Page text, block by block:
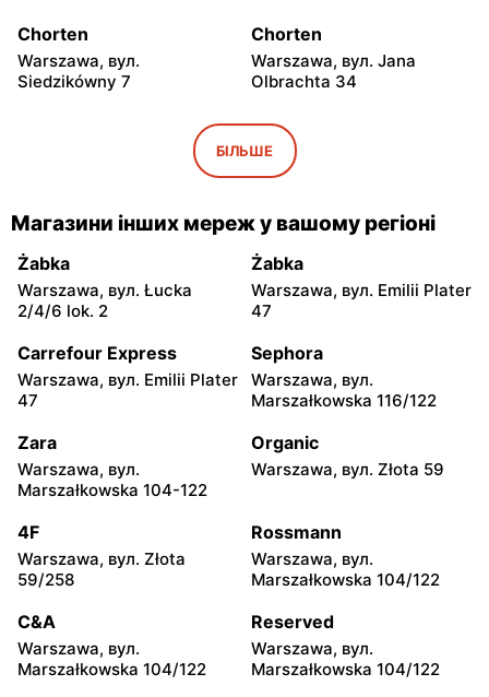
Chorten
Warszawa, вул.
Siedzikówny 7
Chorten
Warszawa, вул. Jana
Olbrachta 34
Chorten
Warszawa, вул. Franciszka
Żymirskiego 7/168u
Chorten
Wejherowska 20
Chorten
Warszawa, вул. Siennicka
6/18
Chorten
Barkocińska 6
Chorten
28\U4
Chorten Chorten
Romana Abrahama 7a
Chorten
Wrocławska 27 lok.100/103
Chorten
Wrocławska 18/1a
Chorten
Pułku 15c
Chorten
Gwiaździsta 29a
Chorten Chorten
БІЛЬШЕ
Магазини інших мереж у вашому регіоні
Żabka
Warszawa, вул. Łucka
2/4/6 lok. 2
Żabka
Warszawa, вул. Emilii Plater
47
Carrefour Express
Warszawa, вул. Emilii Plater
47
Sephora
Warszawa, вул.
Marszałkowska 116/122
Zara
Warszawa, вул.
Marszałkowska 104-122
Organic
Warszawa, вул. Złota 59
4F
Warszawa, вул. Złota
59/258
Rossmann
Warszawa, вул.
Marszałkowska 104/122
C&A
Warszawa, вул.
Marszałkowska 104/122
Reserved
Warszawa, вул.
Marszałkowska 104/122